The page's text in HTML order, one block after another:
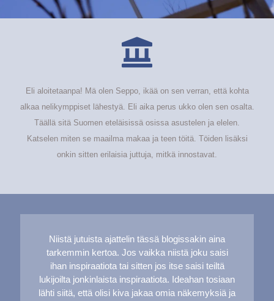
Eli aloitetaanpa! Mä olen Seppo, ikää on sen verran, että kohta
alkaa nelikymppiset lähestyä. Eli aika perus ukko olen sen osalta.
Täällä sitä Suomen eteläisissä osissa asustelen ja elelen.
Katselen miten se maailma makaa ja teen töitä. Töiden lisäksi
onkin sitten erilaisia juttuja, mitkä innostavat.
Niistä jutuista ajattelin tässä blogissakin aina
tarkemmin kertoa. Jos vaikka niistä joku saisi
ihan inspiraatiota tai sitten jos itse saisi teiltä
lukijoilta jonkinlaista inspiraatiota. Ideahan tosiaan
lähti siitä, että olisi kiva jakaa omia näkemyksiä ja